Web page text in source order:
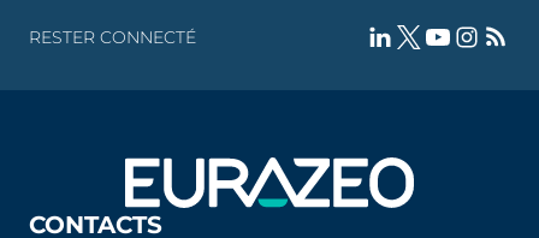
RESTER CONNECTÉ
CONTACTS